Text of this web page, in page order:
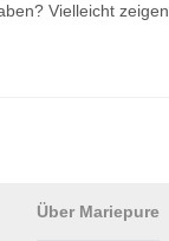
Vielleicht
Über Mariepure